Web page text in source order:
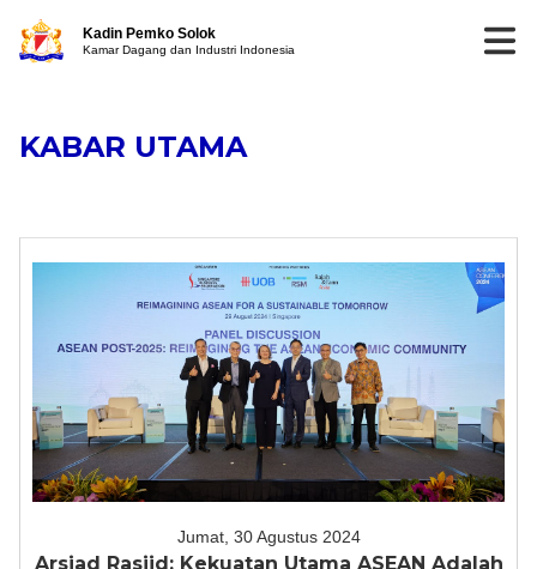
Kadin Pemko Solok
Kamar Dagang dan Industri Indonesia
KABAR UTAMA
Jumat, 30 Agustus 2024
Arsjad Rasjid: Kekuatan Utama ASEAN Adalah